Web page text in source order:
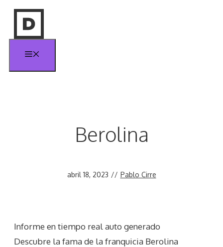
Saltar
contenido
Berolina
abril 18, 2023 // Pablo Cirre
Informe en tiempo real auto generado
Descubre la fama de la franquicia Berolina